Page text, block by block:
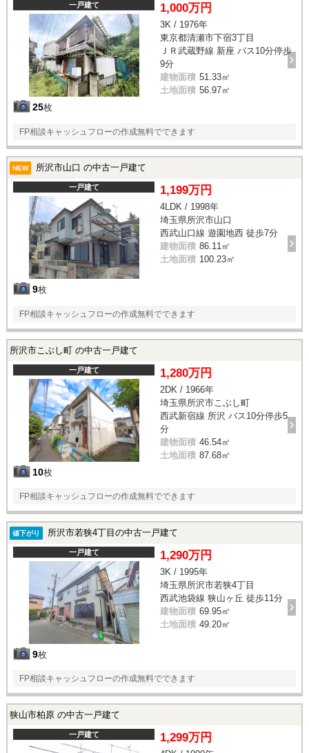
一戸建て
25枚
1,000万円
3K / 1976年
東京都清瀬市下宿3丁目
ＪＲ武蔵野線 新座 バス10分停歩
9分
建物面積 51.33㎡
土地面積 56.97㎡
FP相談キャッシュフローの作成無料でできます
NEW 所沢市山口 の中古一戸建て
一戸建て
9枚
1,199万円
4LDK / 1998年
埼玉県所沢市山口
西武山口線 遊園地西 徒歩7分
建物面積 86.11㎡
土地面積 100.23㎡
FP相談キャッシュフローの作成無料でできます
所沢市こぶし町 の中古一戸建て
一戸建て
10枚
1,280万円
2DK / 1966年
埼玉県所沢市こぶし町
西武新宿線 所沢 バス10分停歩5
分
建物面積 46.54㎡
土地面積 87.68㎡
FP相談キャッシュフローの作成無料でできます
値下がり 所沢市若狭4丁目の中古一戸建て
一戸建て
9枚
1,290万円
3K / 1995年
埼玉県所沢市若狭4丁目
西武池袋線 狭山ヶ丘 徒歩11分
建物面積 69.95㎡
土地面積 49.20㎡
FP相談キャッシュフローの作成無料でできます
狭山市柏原 の中古一戸建て
一戸建て 1,299万円